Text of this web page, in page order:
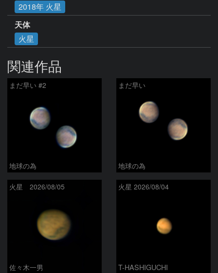
2018年 火星
天体
火星
関連作品
まだ早い #2
地球の為
まだ早い
地球の為
火星 2026/08/05
佐々木一男
火星 2026/08/04
T-HASHIGUCHI